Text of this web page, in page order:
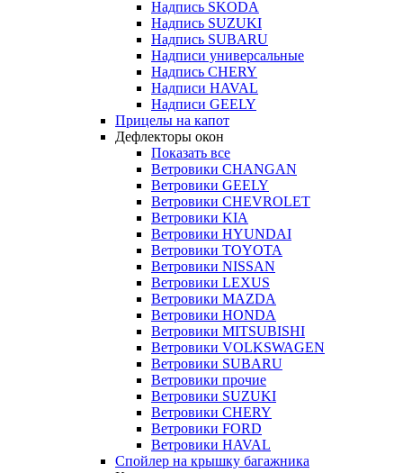
Надпись SKODA
Надпись SUZUKI
Надпись SUBARU
Надписи универсальные
Надпись CHERY
Надписи HAVAL
Надписи GEELY
Прицелы на капот
Дефлекторы окон
Показать все
Ветровики CHANGAN
Ветровики GEELY
Ветровики CHEVROLET
Ветровики KIA
Ветровики HYUNDAI
Ветровики TOYOTA
Ветровики NISSAN
Ветровики LEXUS
Ветровики MAZDA
Ветровики HONDA
Ветровики MITSUBISHI
Ветровики VOLKSWAGEN
Ветровики SUBARU
Ветровики прочие
Ветровики SUZUKI
Ветровики CHERY
Ветровики FORD
Ветровики HAVAL
Спойлер на крышку багажника